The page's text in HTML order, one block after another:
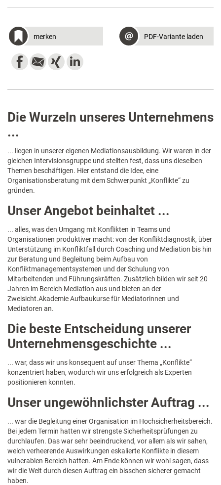
merken PDF-Variante laden
Die Wurzeln unseres Unternehmens
...
... liegen in unserer eigenen Mediationsausbildung. Wir waren in der
gleichen Intervisionsgruppe und stellten fest, dass uns dieselben
Themen beschäftigen. Hier entstand die Idee, eine
Organisationsberatung mit dem Schwerpunkt „Konflikte“ zu
gründen.
Unser Angebot beinhaltet ...
... alles, was den Umgang mit Konflikten in Teams und
Organisationen produktiver macht: von der Konfliktdiagnostik, über
Unterstützung im Konfliktfall durch Coaching und Mediation bis hin
zur Beratung und Begleitung beim Aufbau von
Konfliktmanagementsystemen und der Schulung von
Mitarbeitenden und Führungskräften. Zusätzlich bilden wir seit 20
Jahren im Bereich Mediation aus und bieten an der
Zweisicht.Akademie Aufbaukurse für Mediatorinnen und
Mediatoren an.
Die beste Entscheidung unserer
Unternehmensgeschichte ...
... war, dass wir uns konsequent auf unser Thema „Konflikte“
konzentriert haben, wodurch wir uns erfolgreich als Experten
positionieren konnten.
Unser ungewöhnlichster Auftrag ...
... war die Begleitung einer Organisation im Hochsicherheitsbereich.
Bei jedem Termin hatten wir strengste Sicherheitsprüfungen zu
durchlaufen. Das war sehr beeindruckend, vor allem als wir sahen,
welch verheerende Auswirkungen eskalierte Konflikte in diesem
vulnerablen Bereich hatten. Am Ende können wir wohl sagen, dass
wir die Welt durch diesen Auftrag ein bisschen sicherer gemacht
haben.